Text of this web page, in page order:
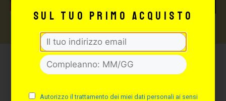
Potrebbe interessarti
anche:
sul tuo primo acquisto
Autorizzo il trattamento dei miei dati personali ai sensi